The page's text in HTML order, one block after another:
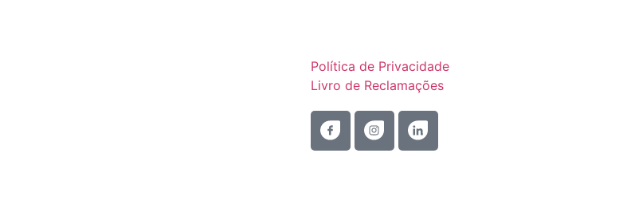
Política de Privacidade
Livro de Reclamações